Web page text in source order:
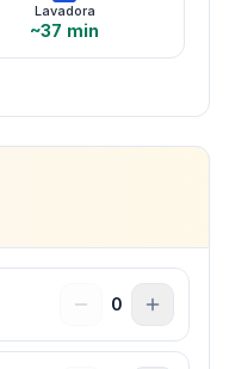
Lavadora
~37 min
0